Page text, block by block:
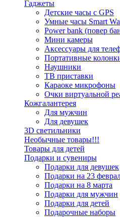
Гаджеты
Детские часы с GPS
Умные часы Smart
Power bank (повер
Мини камеры
Аксессуары для
Портативные
Наушники
ТВ приставки
Караоке микрофоны
Очки виртуальной
Кожгалантерея
Для мужчин
Для девушек
3D светильники
Необычные товары!!!
Товары для детей
Подарки и сувениры
Подарки для девушек
Подарки на 23
Подарки на 8 марта
Подарки для мужчин
Подарки для детей
Подарочные наборы